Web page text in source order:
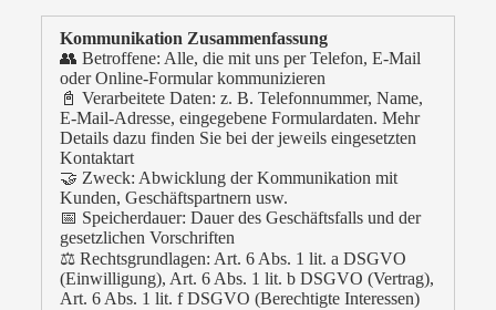
Kommunikation Zusammenfassung
👥 Betroffene: Alle, die mit uns per Telefon, E-Mail
oder Online-Formular kommunizieren
📓 Verarbeitete Daten: z. B. Telefonnummer, Name,
E-Mail-Adresse, eingegebene Formulardaten. Mehr
Details dazu finden Sie bei der jeweils eingesetzten
Kontaktart
🤝 Zweck: Abwicklung der Kommunikation mit
Kunden, Geschäftspartnern usw.
📅 Speicherdauer: Dauer des Geschäftsfalls und der
gesetzlichen Vorschriften
⚖️ Rechtsgrundlagen: Art. 6 Abs. 1 lit. a DSGVO
(Einwilligung), Art. 6 Abs. 1 lit. b DSGVO (Vertrag),
Art. 6 Abs. 1 lit. f DSGVO (Berechtigte Interessen)